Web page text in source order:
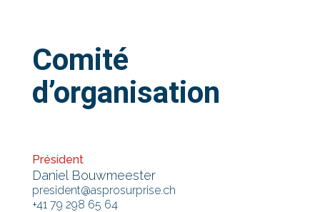
Comité
d’organisation
Président
Daniel Bouwmeester
president@asprosurprise.ch
+41 79 298 65 64